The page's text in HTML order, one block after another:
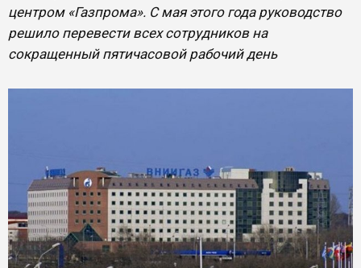
центром «Газпрома». С мая этого года руководство
решило перевести всех сотрудников на
сокращенный пятичасовой рабочий день